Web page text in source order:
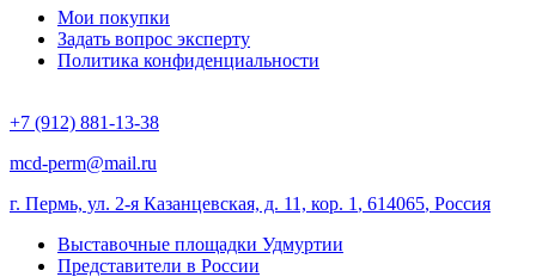
Мои покупки
Задать вопрос эксперту
Политика конфиденциальности
+7 (912) 881-13-38
mcd-perm@mail.ru
г. Пермь, ул. 2-я Казанцевская, д. 11, кор. 1 , 614065, Россия
Выставочные площадки Удмуртии
Представители в России